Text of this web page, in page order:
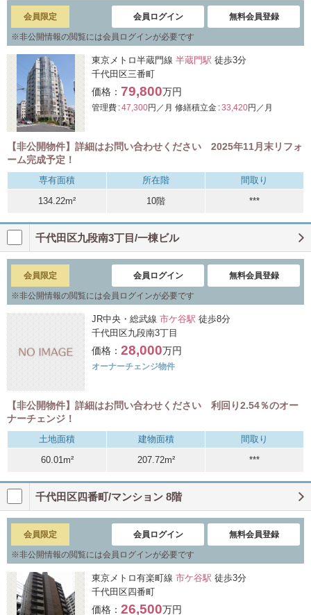
会員限定 会員ログイン 無料会員登録
※非公開情報の閲覧には会員ログインが必要です
東京メトロ半蔵門線 半蔵門駅 徒歩3分
千代田区三番町
価格： 79,800万円
管理費 :47,300円／月 修繕積立金 :33,420円／月
【非公開物件】詳細はお問い合わせください 2025年11月末リフォ
ーム完成予定！
専有面積 所在階
間取り
134.22m²
10階 ***
千代田区九段南3丁目/一棟ビル
会員限定 会員ログイン 無料会員登録
※非公開情報の閲覧には会員ログインが必要です
JR中央・総武線 市ケ谷駅 徒歩8分
千代田区九段南3丁目
価格： 28,000万円
オーナーチェンジ物件
【非公開物件】詳細はお問い合わせください 利回り2.54％のオー
ナーチェンジ！
土地面積 建物面積
間取り
60.01m²
207.72m² ***
千代田区四番町/マンション 8階
会員限定 会員ログイン 無料会員登録
※非公開情報の閲覧には会員ログインが必要です
東京メトロ有楽町線 市ケ谷駅 徒歩3分
千代田区四番町
価格： 26,500万円